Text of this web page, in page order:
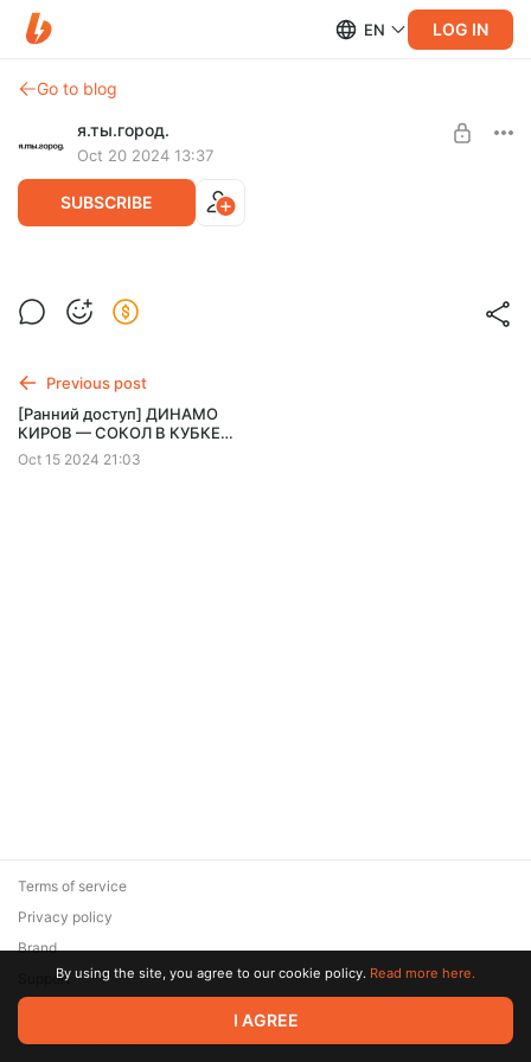
EN LOG IN
Go to blog
я.ты.город.
Oct 20 2024 13:37
SUBSCRIBE
[Ранний доступ] ПОБЕДА «ДИНАМО»
КИРОВ В ЛИГЕ Б: КАК ЭТО БЫЛО
Previous post
[Ранний доступ] ДИНАМО
КИРОВ — СОКОЛ В КУБКЕ
РОССИИ 2024-25 #нежуравель
Oct 15 2024 21:03
© 2026 Zaya Solutions Limited. All rights reserved. All trademarks
are the property of their respective owners.
Terms of service
Privacy policy
Brand
SupportBy using the site, you agree to our cookie policy. Read more here.
I AGREE